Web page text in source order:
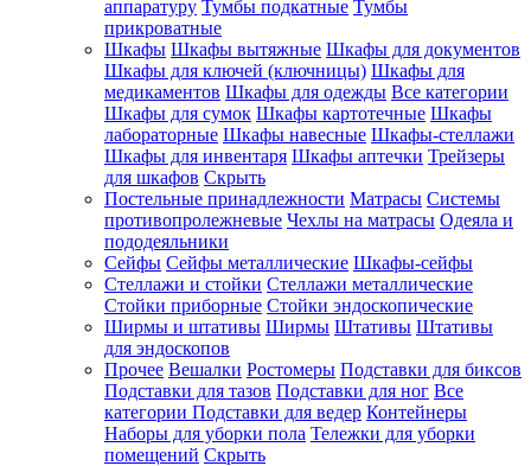
аппаратуру Тумбы подкатные Тумбы
прикроватные
Шкафы Шкафы вытяжные Шкафы для документов
Шкафы для ключей (ключницы) Шкафы для
медикаментов Шкафы для одежды Все категории
Шкафы для сумок Шкафы картотечные Шкафы
лабораторные Шкафы навесные Шкафы-стеллажи
Шкафы для инвентаря Шкафы аптечки Трейзеры
для шкафов Скрыть
Постельные принадлежности Матрасы Системы
противопролежневые Чехлы на матрасы Одеяла и
пододеяльники
Сейфы Сейфы металлические Шкафы-сейфы
Стеллажи и стойки Стеллажи металлические
Стойки приборные Стойки эндоскопические
Ширмы и штативы Ширмы Штативы Штативы
для эндоскопов
Прочее Вешалки Ростомеры Подставки для биксов
Подставки для тазов Подставки для ног Все
категории Подставки для ведер Контейнеры
Наборы для уборки пола Тележки для уборки
помещений Скрыть